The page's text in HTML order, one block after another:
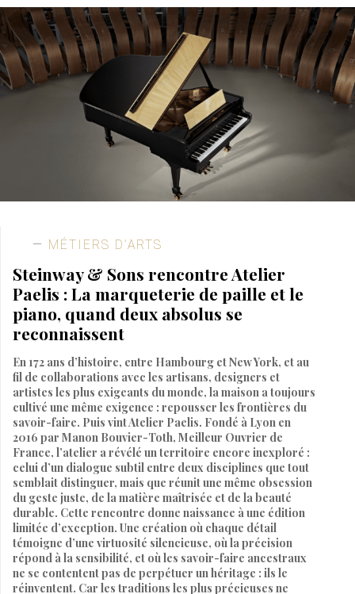
MÉTIERS D’ARTS
Steinway & Sons rencontre Atelier
Paelis : La marqueterie de paille et le
piano, quand deux absolus se
reconnaissent
En 172 ans d’histoire, entre Hambourg et New York, et au
fil de collaborations avec les artisans, designers et
artistes les plus exigeants du monde, la maison a toujours
cultivé une même exigence : repousser les frontières du
savoir-faire. Puis vint Atelier Paelis. Fondé à Lyon en
2016 par Manon Bouvier-Toth, Meilleur Ouvrier de
France, l’atelier a révélé un territoire encore inexploré :
celui d’un dialogue subtil entre deux disciplines que tout
semblait distinguer, mais que réunit une même obsession
du geste juste, de la matière maîtrisée et de la beauté
durable. Cette rencontre donne naissance à une édition
limitée d’exception. Une création où chaque détail
témoigne d’une virtuosité silencieuse, où la précision
répond à la sensibilité, et où les savoir-faire ancestraux
ne se contentent pas de perpétuer un héritage : ils le
réinventent. Car les traditions les plus précieuses ne